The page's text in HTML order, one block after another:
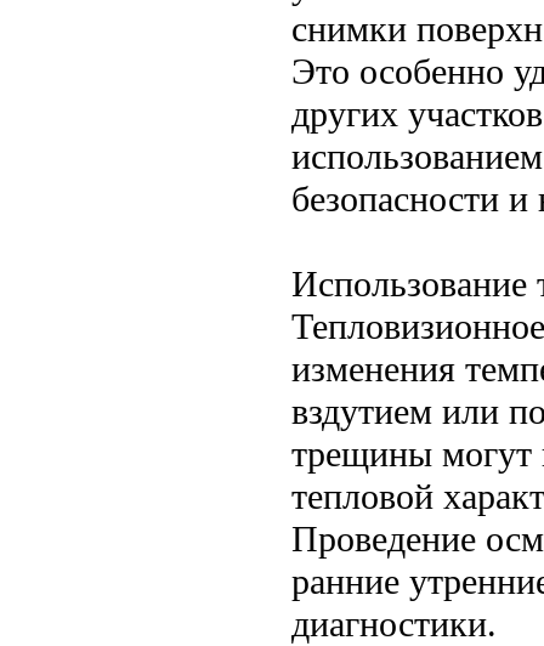
снимки
Это особенно
других
безопасности
Использование
изменения
вздутием или
трещины могут
тепловой
Проведение
ранние
диагностики.